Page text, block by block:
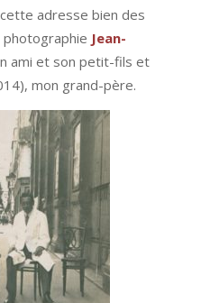
adresse bien des
Jean-
ami et son petit-fils et
mon grand-père.